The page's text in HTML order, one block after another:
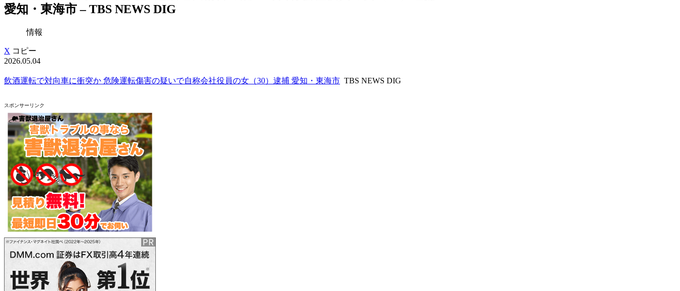
愛知・東海市 – TBS NEWS DIG
情報
X コピー
2026.05.04
飲酒運転で対向車に衝突か 危険運転傷害の疑いで自称会社役員の女（30）逮捕 愛知・東海市 TBS NEWS DIG
スポンサーリンク